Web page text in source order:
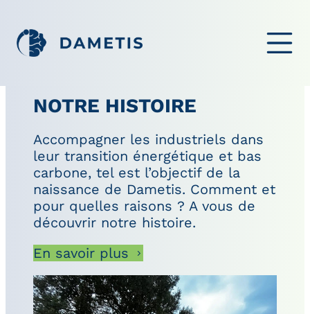
OUVRIR LE
NOTRE HISTOIRE
Accompagner les industriels dans
leur transition énergétique et bas
carbone, tel est l’objectif de la
naissance de Dametis. Comment et
pour quelles raisons ? A vous de
découvrir notre histoire.
En savoir plus